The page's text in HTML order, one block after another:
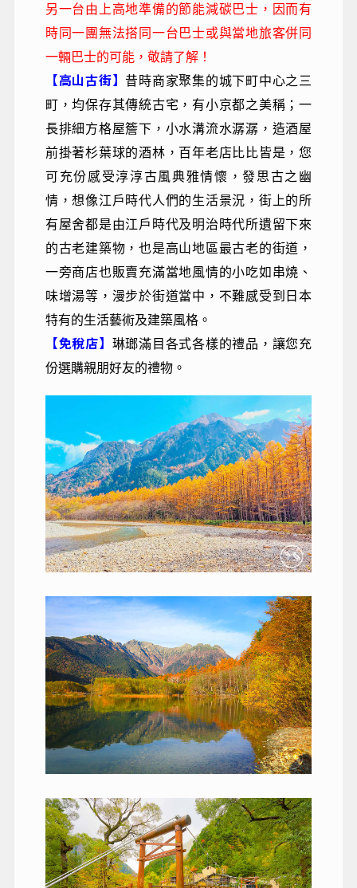
另一台由上高地準備的節能減碳巴士，因而有
時同一團無法搭同一台巴士或與當地旅客併同
一輛巴士的可能，敬請了解！
【高山古街】
昔時商家聚集的城下町中心之三
町，均保存其傳統古宅，有小京都之美稱；一
長排細方格屋簷下，小水溝流水潺潺，造酒屋
前掛著杉葉球的酒林，百年老店比比皆是，您
可充份感受淳淳古風典雅情懷，發思古之幽
情，想像江戶時代人們的生活景況，街上的所
有屋舍都是由江戶時代及明治時代所遺留下來
的古老建築物，也是高山地區最古老的街道，
一旁商店也販賣充滿當地風情的小吃如串燒、
味增湯等，漫步於街道當中，不難感受到日本
特有的生活藝術及建築風格。
【免稅店】
琳瑯滿目各式各樣的禮品，讓您充
份選購親朋好友的禮物。